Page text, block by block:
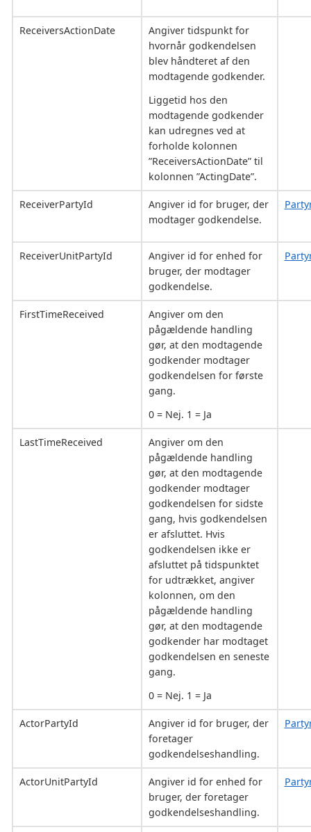
ReceiversActionDate
Angiver tidspunkt for
hvornår godkendelsen
blev håndteret af den
modtagende godkender.
Liggetid hos den
modtagende godkender
kan udregnes ved at
forholde kolonnen
”ReceiversActionDate” til
kolonnen ”ActingDate”.
ReceiverPartyId
Angiver id for bruger, der
modtager godkendelse.
ReceiverUnitPartyId
Angiver id for enhed for
bruger, der modtager
godkendelse.
FirstTimeReceived
Angiver om den
pågældende handling
gør, at den modtagende
godkender modtager
godkendelsen for første
gang.
0 = Nej. 1 = Ja
LastTimeReceived
Angiver om den
pågældende handling
gør, at den modtagende
godkender modtager
godkendelsen for sidste
gang, hvis godkendelsen
er afsluttet. Hvis
godkendelsen ikke er
afsluttet på tidspunktet
for udtrækket, angiver
kolonnen, om den
pågældende handling
gør, at den modtagende
godkender har modtaget
godkendelsen en seneste
gang.
0 = Nej. 1 = Ja
ActorPartyId
Angiver id for bruger, der
foretager
godkendelseshandling.
ActorUnitPartyId
Angiver id for enhed for
bruger, der foretager
godkendelseshandling.